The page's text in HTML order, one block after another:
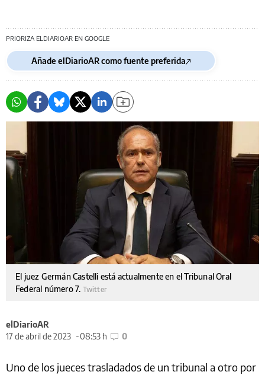
PRIORIZA ELDIARIOAR EN GOOGLE
Añade elDiarioAR como fuente preferida
El juez Germán Castelli está actualmente en el Tribunal Oral
Federal número 7. Twitter
elDiarioAR
17 de abril de 2023
08:53 h 0
Uno de los jueces trasladados de un tribunal a otro por